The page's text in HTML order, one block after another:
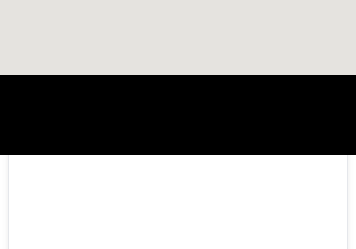
MEDICINA ESTÉTICA TRATAMIENTOS FACIALES